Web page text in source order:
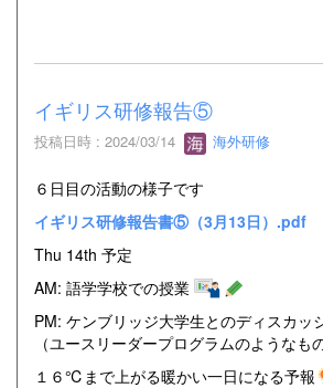
イギリス研修報告⑤
投稿日時 : 2024/03/14 海外研修
６日目の活動の様子です
イギリス研修報告書⑤（3月13日）.pdf
Thu 14th 予定
AM: 語学学校での授業
PM: ケンブリッジ大学生とのディスカッ
（ユースリーダープログラムのようなもの
１６℃まで上がる暖かい一日になる予報